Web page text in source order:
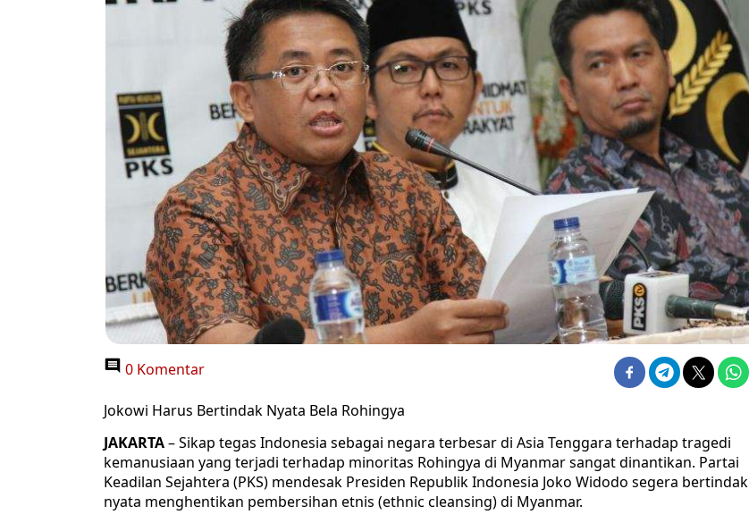
0 Komentar
Jokowi Harus Bertindak Nyata Bela Rohingya
JAKARTA– Sikap tegas Indonesia sebagai negara terbesar di Asia Tenggara terhadap tragedi
kemanusiaan yang terjadi terhadap minoritas Rohingya di Myanmar sangat dinantikan. Partai
Keadilan Sejahtera (PKS) mendesak Presiden Republik Indonesia Joko Widodo segera bertindak
nyata menghentikan pembersihan etnis (ethnic cleansing) di Myanmar.